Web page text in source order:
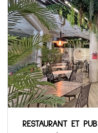
RESTAURANT ET